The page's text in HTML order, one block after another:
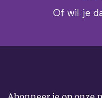
Of wil je